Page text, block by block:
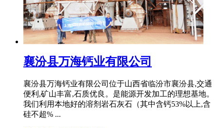
襄汾县万海钙业有限公司
襄汾县万海钙业有限公司位于山西省临汾市襄汾县,交通
便利,矿山丰富,石质优良。是能源开发加工的理想基地。
我们利用本地好的溶剂岩石灰石（其中含钙53%以上,含
硅不超% ...